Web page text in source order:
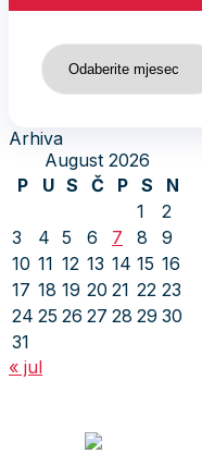
Arhiva
Arhiva
August 2026
P
U S Č P S
N
1
2
3
4 5 6 7 8
9
10 11 12 13 14 15 16
17 18 19 20 21 22 23
24 25 26 27 28 29 30
31
« jul